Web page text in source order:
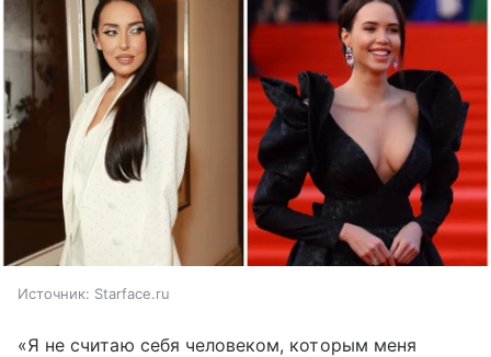
Источник: Starface.ru
«Я не считаю себя человеком, которым меня